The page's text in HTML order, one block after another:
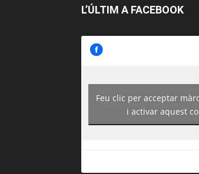
L’ÚLTIM A FACEBOOK
https://
Feu clic per acceptar
i activar aquest